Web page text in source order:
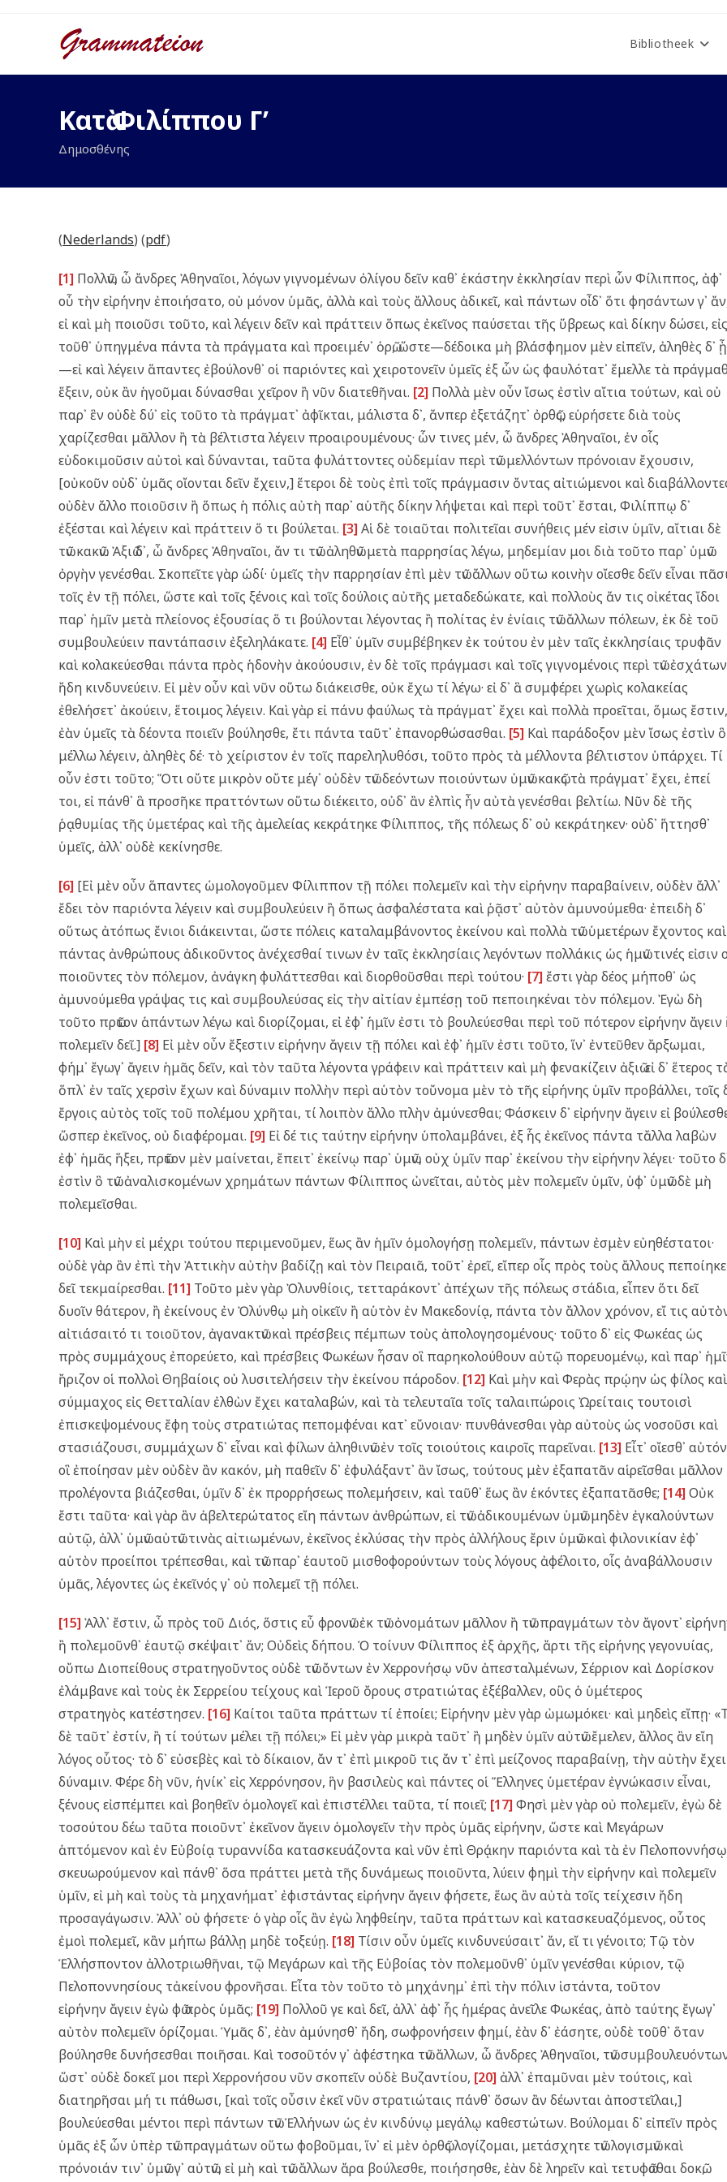
Bibliotheek
Κατὰ Φιλίππου Γʹ
Δημοσθένης
(Nederlands) (pdf)
[1] Πολλῶν, ὦ ἄνδρες Ἀθηναῖοι, λόγων γιγνομένων ὀλίγου δεῖν καθ᾿ ἑκάστην ἐκκλησίαν περὶ ὧν Φίλιππος, ἀφ᾿
οὗ τὴν εἰρήνην ἐποιήσατο, οὐ μόνον ὑμᾶς, ἀλλὰ καὶ τοὺς ἄλλους ἀδικεῖ, καὶ πάντων οἶδ᾿ ὅτι φησάντων γ᾿
εἰ καὶ μὴ ποιοῦσι τοῦτο, καὶ λέγειν δεῖν καὶ πράττειν ὅπως ἐκεῖνος παύσεται τῆς ὕβρεως καὶ δίκην δώσει, εἰς
τοῦθ᾿ ὑπηγμένα πάντα τὰ πράγματα καὶ προειμέν᾿ ὁρῶ, ὥστε—δέδοικα μὴ βλάσφημον μὲν εἰπεῖν, ἀληθὲς δ᾿ ᾖ
—εἰ καὶ λέγειν ἅπαντες ἐβούλονθ᾿ οἱ παριόντες καὶ χειροτονεῖν ὑμεῖς ἐξ ὧν ὡς φαυλότατ᾿ ἔμελλε τὰ
ἕξειν, οὐκ ἂν ἡγοῦμαι δύνασθαι χεῖρον ἢ νῦν διατεθῆναι. [2] Πολλὰ μὲν οὖν ἴσως ἐστὶν αἴτια τούτων, καὶ οὐ
παρ᾿ ἓν οὐδὲ δύ᾿ εἰς τοῦτο τὰ πράγματ᾿ ἀφῖκται, μάλιστα δ᾿, ἄνπερ ἐξετάζητ᾿ ὀρθῶς, εὑρήσετε διὰ τοὺς
χαρίζεσθαι μᾶλλον ἢ τὰ βέλτιστα λέγειν προαιρουμένους· ὧν τινες μέν, ὦ ἄνδρες Ἀθηναῖοι, ἐν οἷς
εὐδοκιμοῦσιν αὐτοὶ καὶ δύνανται, ταῦτα φυλάττοντες οὐδεμίαν περὶ τῶν μελλόντων πρόνοιαν ἔχουσιν,
[οὐκοῦν οὐδ᾿ ὑμᾶς οἴονται δεῖν ἔχειν,] ἕτεροι δὲ τοὺς ἐπὶ τοῖς πράγμασιν ὄντας αἰτιώμενοι καὶ
οὐδὲν ἄλλο ποιοῦσιν ἢ ὅπως ἡ πόλις αὐτὴ παρ᾿ αὑτῆς δίκην λήψεται καὶ περὶ τοῦτ᾿ ἔσται, Φιλίππῳ δ᾿
ἐξέσται καὶ λέγειν καὶ πράττειν ὅ τι βούλεται. [3] Αἱ δὲ τοιαῦται πολιτεῖαι συνήθεις μέν εἰσιν ὑμῖν, αἴτιαι δὲ
τῶν κακῶν. Ἀξιῶ δ᾿, ὦ ἄνδρες Ἀθηναῖοι, ἄν τι τῶν ἀληθῶν μετὰ παρρησίας λέγω, μηδεμίαν μοι διὰ τοῦτο παρ᾿ ὑμῶν
ὀργὴν γενέσθαι. Σκοπεῖτε γὰρ ὡδί· ὑμεῖς τὴν παρρησίαν ἐπὶ μὲν τῶν ἄλλων οὕτω κοινὴν οἴεσθε δεῖν εἶναι
τοῖς ἐν τῇ πόλει, ὥστε καὶ τοῖς ξένοις καὶ τοῖς δούλοις αὐτῆς μεταδεδώκατε, καὶ πολλοὺς ἄν τις οἰκέτας ἴδοι
παρ᾿ ἡμῖν μετὰ πλείονος ἐξουσίας ὅ τι βούλονται λέγοντας ἢ πολίτας ἐν ἐνίαις τῶν ἄλλων πόλεων, ἐκ δὲ τοῦ
συμβουλεύειν παντάπασιν ἐξεληλάκατε. [4] Εἶθ᾿ ὑμῖν συμβέβηκεν ἐκ τούτου ἐν μὲν ταῖς ἐκκλησίαις τρυφᾶν
καὶ κολακεύεσθαι πάντα πρὸς ἡδονὴν ἀκούουσιν, ἐν δὲ τοῖς πράγμασι καὶ τοῖς γιγνομένοις περὶ τῶν ἐσχάτων
ἤδη κινδυνεύειν. Εἰ μὲν οὖν καὶ νῦν οὕτω διάκεισθε, οὐκ ἔχω τί λέγω· εἰ δ᾿ ἃ συμφέρει χωρὶς κολακείας
ἐθελήσετ᾿ ἀκούειν, ἕτοιμος λέγειν. Καὶ γὰρ εἰ πάνυ φαύλως τὰ πράγματ᾿ ἔχει καὶ πολλὰ προεῖται, ὅμως ἔστιν,
ἐὰν ὑμεῖς τὰ δέοντα ποιεῖν βούλησθε, ἔτι πάντα ταῦτ᾿ ἐπανορθώσασθαι. [5] Καὶ παράδοξον μὲν ἴσως ἐστὶν ὃ
μέλλω λέγειν, ἀληθὲς δέ· τὸ χείριστον ἐν τοῖς παρεληλυθόσι, τοῦτο πρὸς τὰ μέλλοντα βέλτιστον ὑπάρχει. Τί
οὖν ἐστι τοῦτο; Ὅτι οὔτε μικρὸν οὔτε μέγ᾿ οὐδὲν τῶν δεόντων ποιούντων ὐμῶν κακῶς τὰ πράγματ᾿ ἔχει, ἐπεί
τοι, εἰ πάνθ᾿ ἃ προσῆκε πραττόντων οὕτω διέκειτο, οὐδ᾿ ἂν ἐλπὶς ἦν αὐτὰ γενέσθαι βελτίω. Νῦν δὲ τῆς
ῥᾳθυμίας τῆς ὑμετέρας καὶ τῆς ἀμελείας κεκράτηκε Φίλιππος, τῆς πόλεως δ᾿ οὐ κεκράτηκεν· οὐδ᾿ ἥττησθ᾿
ὑμεῖς, ἀλλ᾿ οὐδὲ κεκίνησθε.
[6] [Εἰ μὲν οὖν ἅπαντες ὡμολογοῦμεν Φίλιππον τῇ πόλει πολεμεῖν καὶ τὴν εἰρήνην παραβαίνειν, οὐδὲν ἄλλ᾿
ἔδει τὸν παριόντα λέγειν καὶ συμβουλεύειν ἢ ὅπως ἀσφαλέστατα καὶ ῥᾷστ᾿ αὐτὸν ἀμυνούμεθα· ἐπειδὴ δ᾿
οὕτως ἀτόπως ἔνιοι διάκεινται, ὥστε πόλεις καταλαμβάνοντος ἐκείνου καὶ πολλὰ τῶν ὑμετέρων ἔχοντος καὶ
πάντας ἀνθρώπους ἀδικοῦντος ἀνέχεσθαί τινων ἐν ταῖς ἐκκλησίαις λεγόντων πολλάκις ὡς ἡμῶν τινές εἰσιν
ποιοῦντες τὸν πόλεμον, ἀνάγκη φυλάττεσθαι καὶ διορθοῦσθαι περὶ τούτου· [7] ἔστι γὰρ δέος μήποθ᾿ ὡς
ἀμυνούμεθα γράψας τις καὶ συμβουλεύσας εἰς τὴν αἰτίαν ἐμπέσῃ τοῦ πεποιηκέναι τὸν πόλεμον. Ἐγὼ δὴ
τοῦτο πρῶτον ἁπάντων λέγω καὶ διορίζομαι, εἰ ἐφ᾿ ἡμῖν ἐστι τὸ βουλεύεσθαι περὶ τοῦ πότερον εἰρήνην ἄγειν
πολεμεῖν δεῖ.] [8] Εἰ μὲν οὖν ἔξεστιν εἰρήνην ἄγειν τῇ πόλει καὶ ἐφ᾿ ἡμῖν ἐστι τοῦτο, ἵν᾿ ἐντεῦθεν ἄρξωμαι,
φήμ᾿ ἔγωγ᾿ ἄγειν ἡμᾶς δεῖν, καὶ τὸν ταῦτα λέγοντα γράφειν καὶ πράττειν καὶ μὴ φενακίζειν ἀξιῶ· εἰ δ᾿ ἕτερος
ὅπλ᾿ ἐν ταῖς χερσὶν ἔχων καὶ δύναμιν πολλὴν περὶ αὑτὸν τοὔνομα μὲν τὸ τῆς εἰρήνης ὑμῖν προβάλλει, τοῖς
ἔργοις αὐτὸς τοῖς τοῦ πολέμου χρῆται, τί λοιπὸν ἄλλο πλὴν ἀμύνεσθαι; Φάσκειν δ᾿ εἰρήνην ἄγειν εἰ
ὥσπερ ἐκεῖνος, οὐ διαφέρομαι. [9] Εἰ δέ τις ταύτην εἰρήνην ὑπολαμβάνει, ἐξ ἧς ἐκεῖνος πάντα τἄλλα λαβὼν
ἐφ᾿ ἡμᾶς ἥξει, πρῶτον μὲν μαίνεται, ἔπειτ᾿ ἐκείνῳ παρ᾿ ὑμῶν, οὐχ ὑμῖν παρ᾿ ἐκείνου τὴν εἰρήνην λέγει· τοῦτο
ἐστὶν ὃ τῶν ἀναλισκομένων χρημάτων πάντων Φίλιππος ὠνεῖται, αὐτὸς μὲν πολεμεῖν ὑμῖν, ὑφ᾿ ὑμῶν δὲ μὴ
πολεμεῖσθαι.
[10] Καὶ μὴν εἰ μέχρι τούτου περιμενοῦμεν, ἕως ἂν ἡμῖν ὁμολογήσῃ πολεμεῖν, πάντων ἐσμὲν εὐηθέστατοι·
οὐδὲ γὰρ ἂν ἐπὶ τὴν Ἀττικὴν αὐτὴν βαδίζῃ καὶ τὸν Πειραιᾶ, τοῦτ᾿ ἐρεῖ, εἴπερ οἷς πρὸς τοὺς ἄλλους πεποίηκε
δεῖ τεκμαίρεσθαι. [11] Τοῦτο μὲν γὰρ Ὀλυνθίοις, τετταράκοντ᾿ ἀπέχων τῆς πόλεως στάδια, εἶπεν ὅτι δεῖ
δυοῖν θάτερον, ἢ ἐκείνους ἐν Ὀλύνθῳ μὴ οἰκεῖν ἢ αὑτὸν ἐν Μακεδονίᾳ, πάντα τὸν ἄλλον χρόνον, εἴ τις
αἰτιάσαιτό τι τοιοῦτον, ἀγανακτῶν καὶ πρέσβεις πέμπων τοὺς ἀπολογησομένους· τοῦτο δ᾿ εἰς Φωκέας ὡς
πρὸς συμμάχους ἐπορεύετο, καὶ πρέσβεις Φωκέων ἦσαν οἳ παρηκολούθουν αὐτῷ πορευομένῳ, καὶ παρ᾿
ἤριζον οἱ πολλοὶ Θηβαίοις οὐ λυσιτελήσειν τὴν ἐκείνου πάροδον. [12] Καὶ μὴν καὶ Φερὰς πρῴην ὡς φίλος καὶ
σύμμαχος εἰς Θετταλίαν ἐλθὼν ἔχει καταλαβών, καὶ τὰ τελευταῖα τοῖς ταλαιπώροις Ὠρείταις τουτοισὶ
ἐπισκεψομένους ἔφη τοὺς στρατιώτας πεπομφέναι κατ᾿ εὔνοιαν· πυνθάνεσθαι γὰρ αὐτοὺς ὡς νοσοῦσι καὶ
στασιάζουσι, συμμάχων δ᾿ εἶναι καὶ φίλων ἀληθινῶν ἐν τοῖς τοιούτοις καιροῖς παρεῖναι. [13] Εἶτ᾿ οἴεσθ᾿
οἳ ἐποίησαν μὲν οὐδὲν ἂν κακόν, μὴ παθεῖν δ᾿ ἐφυλάξαντ᾿ ἂν ἴσως, τούτους μὲν ἐξαπατᾶν αἱρεῖσθαι μᾶλλον
προλέγοντα βιάζεσθαι, ὑμῖν δ᾿ ἐκ προρρήσεως πολεμήσειν, καὶ ταῦθ᾿ ἕως ἂν ἑκόντες ἐξαπατᾶσθε; [14] Οὐκ
ἔστι ταῦτα· καὶ γὰρ ἂν ἀβελτερώτατος εἴη πάντων ἀνθρώπων, εἰ τῶν ἀδικουμένων ὑμῶν μηδὲν ἐγκαλούντων
αὐτῷ, ἀλλ᾿ ὑμῶν αὐτῶν τινὰς αἰτιωμένων, ἐκεῖνος ἐκλύσας τὴν πρὸς ἀλλήλους ἔριν ὑμῶν καὶ φιλονικίαν ἐφ᾿
αὑτὸν προείποι τρέπεσθαι, καὶ τῶν παρ᾿ ἑαυτοῦ μισθοφορούντων τοὺς λόγους ἀφέλοιτο, οἷς ἀναβάλλουσιν
ὑμᾶς, λέγοντες ὡς ἐκεῖνός γ᾿ οὐ πολεμεῖ τῇ πόλει.
[15] Ἀλλ᾿ ἔστιν, ὦ πρὸς τοῦ Διός, ὅστις εὖ φρονῶν ἐκ τῶν ὀνομάτων μᾶλλον ἢ τῶν πραγμάτων τὸν ἄγοντ᾿
ἢ πολεμοῦνθ᾿ ἑαυτῷ σκέψαιτ᾿ ἄν; Οὐδεὶς δήπου. Ὁ τοίνυν Φίλιππος ἐξ ἀρχῆς, ἄρτι τῆς εἰρήνης γεγονυίας,
οὔπω Διοπείθους στρατηγοῦντος οὐδὲ τῶν ὄντων ἐν Χερρονήσῳ νῦν ἀπεσταλμένων, Σέρριον καὶ Δορίσκον
ἐλάμβανε καὶ τοὺς ἐκ Σερρείου τείχους καὶ Ἱεροῦ ὄρους στρατιώτας ἐξέβαλλεν, οὓς ὁ ὑμέτερος
στρατηγὸς κατέστησεν. [16] Καίτοι ταῦτα πράττων τί ἐποίει; Εἰρήνην μὲν γὰρ ὠμωμόκει· καὶ μηδεὶς εἴπῃ·
δὲ ταῦτ᾿ ἐστίν, ἢ τί τούτων μέλει τῇ πόλει;» Εἰ μὲν γὰρ μικρὰ ταῦτ᾿ ἢ μηδὲν ὑμῖν αὐτῶν ἔμελεν, ἄλλος ἂν εἴη
λόγος οὗτος· τὸ δ᾿ εὐσεβὲς καὶ τὸ δίκαιον, ἄν τ᾿ ἐπὶ μικροῦ τις ἄν τ᾿ ἐπὶ μείζονος παραβαίνῃ, τὴν αὐτὴν ἔχει
δύναμιν. Φέρε δὴ νῦν, ἡνίκ᾿ εἰς Χερρόνησον, ἣν βασιλεὺς καὶ πάντες οἱ Ἕλληνες ὑμετέραν ἐγνώκασιν εἶναι,
ξένους εἰσπέμπει καὶ βοηθεῖν ὁμολογεῖ καὶ ἐπιστέλλει ταῦτα, τί ποιεῖ; [17] Φησὶ μὲν γὰρ οὐ πολεμεῖν, ἐγὼ δὲ
τοσούτου δέω ταῦτα ποιοῦντ᾿ ἐκεῖνον ἄγειν ὁμολογεῖν τὴν πρὸς ὑμᾶς εἰρήνην, ὥστε καὶ Μεγάρων
ἁπτόμενον καὶ ἐν Εὐβοίᾳ τυραννίδα κατασκευάζοντα καὶ νῦν ἐπὶ Θρᾴκην παριόντα καὶ τὰ ἐν Πελοποννήσῳ
σκευωρούμενον καὶ πάνθ᾿ ὅσα πράττει μετὰ τῆς δυνάμεως ποιοῦντα, λύειν φημὶ τὴν εἰρήνην καὶ πολεμεῖν
ὑμῖν, εἰ μὴ καὶ τοὺς τὰ μηχανήματ᾿ ἐφιστάντας εἰρήνην ἄγειν φήσετε, ἕως ἂν αὐτὰ τοῖς τείχεσιν ἤδη
προσαγάγωσιν. Ἀλλ᾿ οὐ φήσετε· ὁ γὰρ οἷς ἂν ἐγὼ ληφθείην, ταῦτα πράττων καὶ κατασκευαζόμενος, οὗτος
ἐμοὶ πολεμεῖ, κἂν μήπω βάλλῃ μηδὲ τοξεύῃ. [18] Τίσιν οὖν ὑμεῖς κινδυνεύσαιτ᾿ ἄν, εἴ τι γένοιτο; Τῷ τὸν
Ἑλλήσποντον ἀλλοτριωθῆναι, τῷ Μεγάρων καὶ τῆς Εὐβοίας τὸν πολεμοῦνθ᾿ ὑμῖν γενέσθαι κύριον, τῷ
Πελοποννησίους τἀκείνου φρονῆσαι. Εἶτα τὸν τοῦτο τὸ μηχάνημ᾿ ἐπὶ τὴν πόλιν ἱστάντα, τοῦτον
εἰρήνην ἄγειν ἐγὼ φῶ πρὸς ὑμᾶς; [19] Πολλοῦ γε καὶ δεῖ, ἀλλ᾿ ἀφ᾿ ἧς ἡμέρας ἀνεῖλε Φωκέας, ἀπὸ ταύτης ἔγωγ᾿
αὐτὸν πολεμεῖν ὁρίζομαι. Ὑμᾶς δ᾿, ἐὰν ἀμύνησθ᾿ ἤδη, σωφρονήσειν φημί, ἐὰν δ᾿ ἐάσητε, οὐδὲ τοῦθ᾿ ὅταν
βούλησθε δυνήσεσθαι ποιῆσαι. Καὶ τοσοῦτόν γ᾿ ἀφέστηκα τῶν ἄλλων, ὦ ἄνδρες Ἀθηναῖοι, τῶν
ὥστ᾿ οὐδὲ δοκεῖ μοι περὶ Χερρονήσου νῦν σκοπεῖν οὐδὲ Βυζαντίου, [20] ἀλλ᾿ ἐπαμῦναι μὲν τούτοις, καὶ
διατηρῆσαι μή τι πάθωσι, [καὶ τοῖς οὖσιν ἐκεῖ νῦν στρατιώταις πάνθ᾿ ὅσων ἂν δέωνται ἀποστεῖλαι,]
βουλεύεσθαι μέντοι περὶ πάντων τῶν Ἑλλήνων ὡς ἐν κινδύνῳ μεγάλῳ καθεστώτων. Βούλομαι δ᾿ εἰπεῖν πρὸς
ὑμᾶς ἐξ ὧν ὑπὲρ τῶν πραγμάτων οὕτω φοβοῦμαι, ἵν᾿ εἰ μὲν ὀρθῶς λογίζομαι, μετάσχητε τῶν λογισμῶν καὶ
πρόνοιάν τιν᾿ ὑμῶν γ᾿ αὐτῶν, εἰ μὴ καὶ τῶν ἄλλων ἄρα βούλεσθε, ποιήσησθε, ἐὰν δὲ ληρεῖν καὶ τετυφῶσθαι δοκῶ,